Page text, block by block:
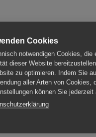
erleben
Cookies
notwendigen Cookies, die
dieser Website
zu optimieren. Indem Sie
aller Arten von Cookies,
können Sie jederzeit